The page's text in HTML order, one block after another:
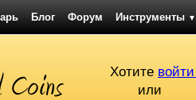
Блог Форум Инструменты ▼
Хотите
или